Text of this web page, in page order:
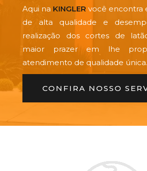
Aqui na KINGLER você encontra
de alta qualidade e
realização dos cortes de
maior prazer em lhe
atendimento de qualidade única.
CONFIRA NOSSO